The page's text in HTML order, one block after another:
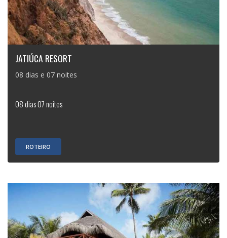
JATIÚCA RESORT
08 dias e 07 noites
08 dias 07 noites
ROTEIRO